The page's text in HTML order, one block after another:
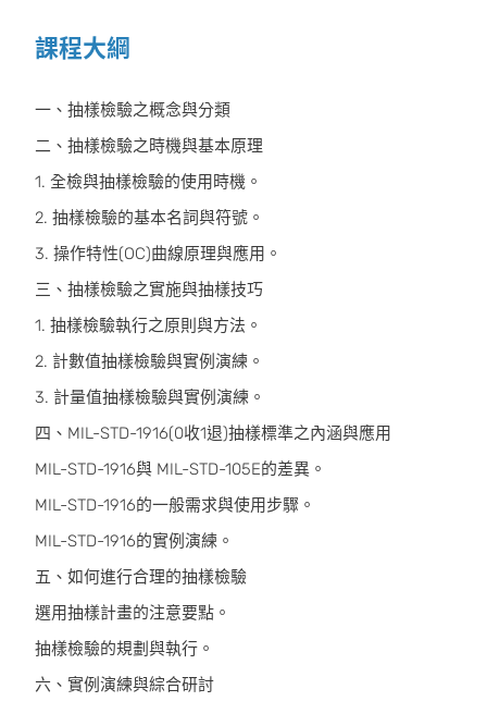
課程大綱
一、抽樣檢驗之概念與分類
二、抽樣檢驗之時機與基本原理
1. 全檢與抽樣檢驗的使用時機。
2. 抽樣檢驗的基本名詞與符號。
3. 操作特性(OC)曲線原理與應用。
三、抽樣檢驗之實施與抽樣技巧
1. 抽樣檢驗執行之原則與方法。
2. 計數值抽樣檢驗與實例演練。
3. 計量值抽樣檢驗與實例演練。
四、MIL-STD-1916(0收1退)抽樣標準之內涵與應用
MIL-STD-1916與 MIL-STD-105E的差異。
MIL-STD-1916的一般需求與使用步驟。
MIL-STD-1916的實例演練。
五、如何進行合理的抽樣檢驗
選用抽樣計畫的注意要點。
抽樣檢驗的規劃與執行。
六、實例演練與綜合研討